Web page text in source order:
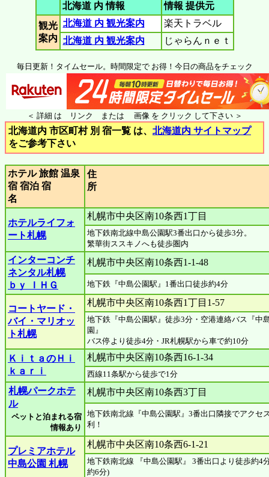
北海道 内 情報
情報 提供元
観光
案内
北海道 内 観光案内
楽天トラベル
北海道 内 観光案内
じゃらんｎｅｔ
毎日更新！タイムセール。時間限定で お得！今日の商品をチェック
＜ 詳細 は リンク または 画像 を クリック して下さい ＞
北海道内 市区町村 別 宿一覧 は、 北海道内 サイトマップ
をご参考下さい
ホテル 旅館 温泉
宿 宿泊 宿
名
住
ホテルライフォ
ート札幌
札幌市中央区南10条西1丁目
地下鉄南北線中島公園駅3番出口から徒歩3分。
繁華街ススキノへも徒歩圏内
インターコンチ
ネンタル札幌
ｂｙ ＩＨＧ
札幌市中央区南10条西1-1-48
地下鉄『中島公園駅』1番出口徒歩約4分
コートヤード・
バイ・マリオッ
ト札幌
札幌市中央区南10条西1丁目1-57
地下鉄『中島公園駅』徒歩3分・空港連絡バス『中
園』
バス停より徒歩4分・JR札幌駅から車で約10分
ＫｉｔａのＨｉ
ｋａｒｉ
札幌市中央区南10条西16-1-34
西線11条駅から徒歩で1分
札幌パークホテ
ル
ペットと泊まれる宿
情報あり
札幌市中央区南10条西3丁目
地下鉄南北線『中島公園駅』3番出口隣接でアクセ
利！
プレミアホテル
中島公園 札幌
札幌市中央区南10条西6-1-21
地下鉄南北線 『中島公園駅』 3番出口より徒歩約4
約6分)